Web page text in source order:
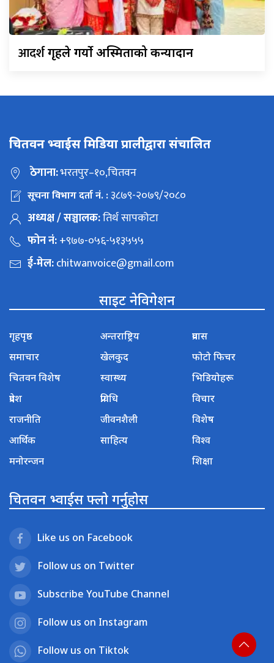
आदर्शगृहले गर्यो अस्मिताको कन्यादान
चितवन भ्वाईस मिडिया प्रालीद्वारा संचालित
ठेगाना:भरतपुर–१०,चितवन
सूचना विभाग दर्ता नं. :३८७९-२०७९/२०८०
अध्यक्ष / सञ्चालक:तिर्थ सापकोटा
फोन नं:+९७७-०५६-५१३५५५
ई-मेल:chitwanvoice@gmail.com
साइट नेविगेशन
गृहपृष्ठ
समाचार
चितवन विशेष
प्रदेश
राजनीति
आर्थिक
मनोरन्जन
अन्तराष्ट्रिय
खेलकुद
स्वास्थ्य
प्रविधि
जीवनशैली
साहित्य
प्रवास
फोटो फिचर
भिडियोहरू
विचार
विशेष
विश्व
शिक्षा
चितवन भ्वाईस फ्लो गर्नुहोस
Like us on Facebook
Follow us on Twitter
Subscribe YouTube Channel
Follow us on Instagram
Follow us on Tiktok